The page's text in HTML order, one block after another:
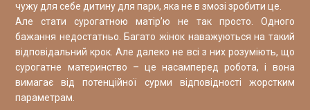
чужу для себе дитину для пари, яка не в змозі зробити це.
Але стати сурогатною матір’ю не так просто. Одного
бажання недостатньо. Багато жінок наважуються на такий
відповідальний крок. Але далеко не всі з них розуміють, що
сурогатне материнство – це насамперед робота, і вона
вимагає від потенційної сурми відповідності жорстким
параметрам.